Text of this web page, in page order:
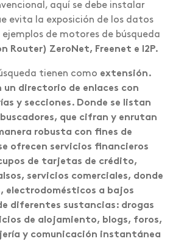
aquí se debe instalar
evita la exposición de los datos
ejemplos de motores de búsqueda
Router) ZeroNet, Freenet e I2P.
tienen como extensión.
directorio de enlaces con
y secciones. Donde se listan
que cifran y enrutan
robusta con fines de
ofrecen servicios financieros
de tarjetas de crédito,
servicios comerciales, donde
electrodomésticos a bajos
diferentes sustancias: drogas
de alojamiento, blogs, foros,
y comunicación instantánea